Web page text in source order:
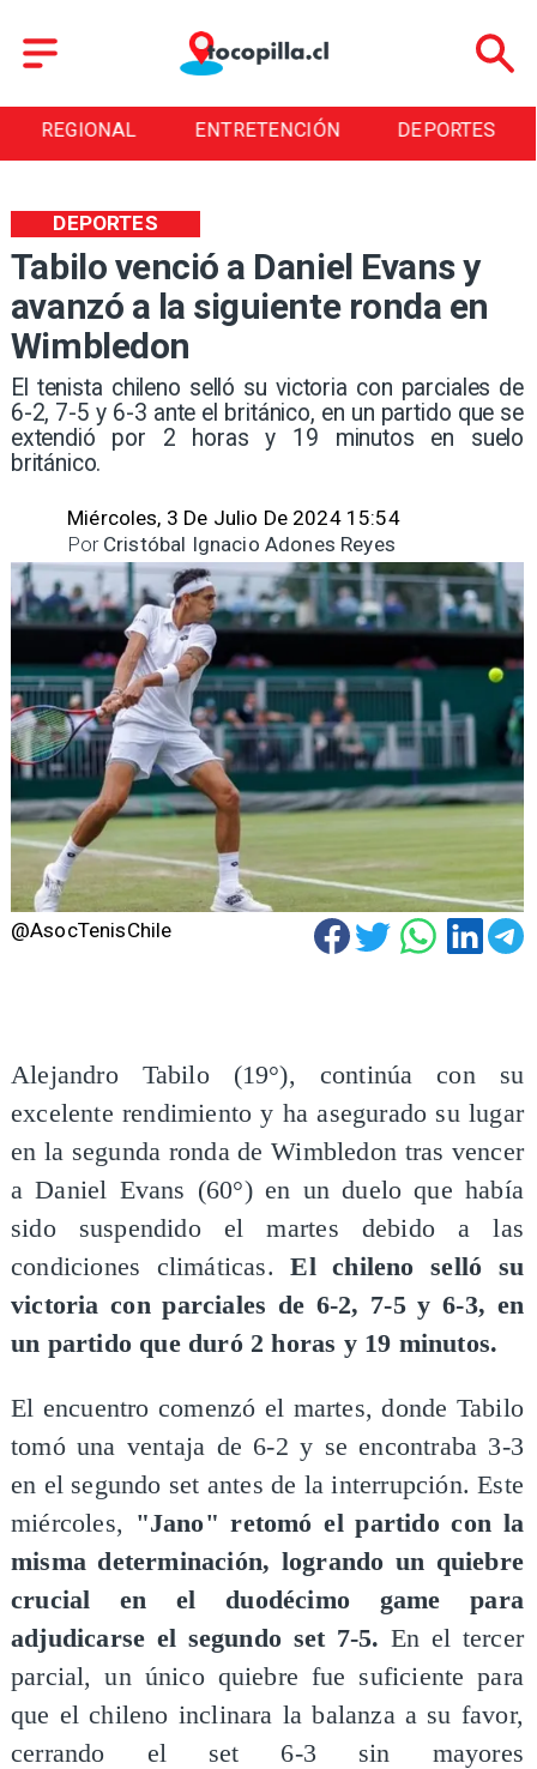
REGIONAL ENTRETENCIÓN DEPORTES
Tabilo venció a Daniel Evans y
avanzó a la siguiente ronda en
Wimbledon
El tenista chileno selló su victoria con parciales de
6-2, 7-5 y 6-3 ante el británico, en un partido que se
extendió por 2 horas y 19 minutos en suelo
británico.
DEPORTES
Miércoles, 3 De Julio De 2024 15:54
Cristóbal Ignacio Adones Reyes
Por
@AsocTenisChile
Alejandro Tabilo (19°), continúa con su
excelente rendimiento y ha asegurado su lugar
en la segunda ronda de Wimbledon tras vencer
a Daniel Evans (60°) en un duelo que había
sido suspendido el martes debido a las
condiciones climáticas. El chileno selló su
victoria con parciales de 6-2, 7-5 y 6-3, en
un partido que duró 2 horas y 19 minutos.
El encuentro comenzó el martes, donde Tabilo
tomó una ventaja de 6-2 y se encontraba 3-3
en el segundo set antes de la interrupción. Este
miércoles, "Jano" retomó el partido con la
misma determinación, logrando un quiebre
crucial en el duodécimo game para
adjudicarse el segundo set 7-5. En el tercer
parcial, un único quiebre fue suficiente para
que el chileno inclinara la balanza a su favor,
cerrando el set 6-3 sin mayores